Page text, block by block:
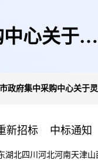
心关于灵
政府集中采购中心关于
新招标 中标通知
湖北四川 河北河南天津山